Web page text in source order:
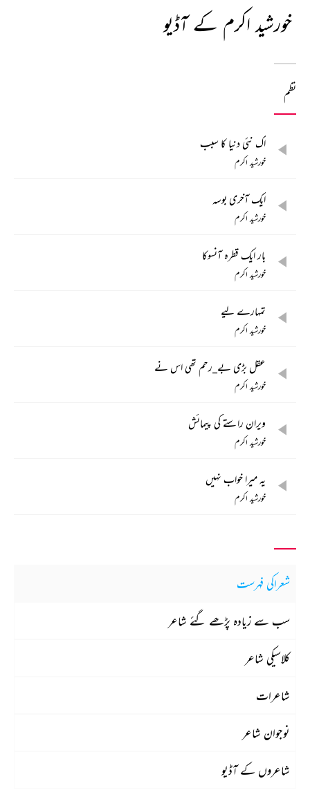
خورشید اکرم کے آڈیو
نظم
اک نئی دنیا کا سبب
خورشید اکرم
ایک آخری بوسہ
خورشید اکرم
بار ایک قطرہ آنسوکا
خورشید اکرم
تمہارے لیے
خورشید اکرم
عقل بڑی بے_رحم تھی اس نے
خورشید اکرم
ویران راستے کی پیمائش
خورشید اکرم
یہ میرا خواب نہیں
خورشید اکرم
شعراکی فہرست
سب سے زیادہ پڑھے گئے شاعر
کلاسیکی شاعر
شاعرات
نوجوان شاعر
شاعروں کے آڈیو